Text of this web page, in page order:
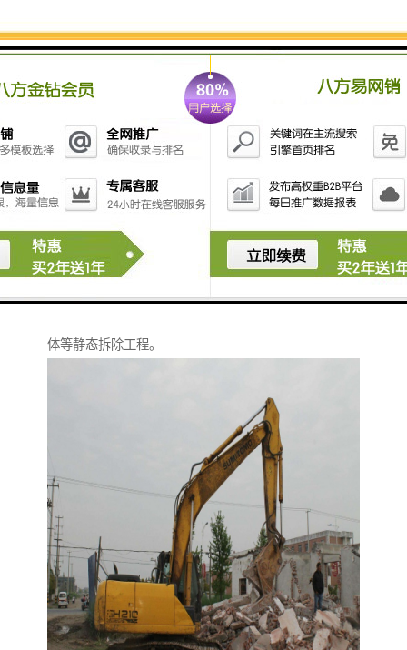
液压粉碎钳广泛用于钢筋混凝土的静力拆除与无损破
碎，根据破碎物体的厚度不同可选配不同的连接板，以
满足多种施工要求。粉碎钳公众号智造大观，粉碎钳具
有静力破碎，无振动，保证结构安全；无粉尘，无噪
音，破碎块小易清运；局部拆除可保留钢筋满足设计要
体等静态拆除工程。